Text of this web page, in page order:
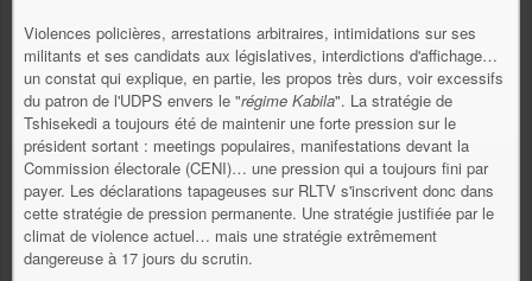
Violences policières, arrestations arbitraires, intimidations sur ses
militants et ses candidats aux législatives, interdictions d'affichage…
un constat qui explique, en partie, les propos très durs, voir excessifs
du patron de l'UDPS envers le "régime Kabila". La stratégie de
Tshisekedi a toujours été de maintenir une forte pression sur le
président sortant : meetings populaires, manifestations devant la
Commission électorale (CENI)… une pression qui a toujours fini par
payer. Les déclarations tapageuses sur RLTV s'inscrivent donc dans
cette stratégie de pression permanente. Une stratégie justifiée par le
climat de violence actuel… mais une stratégie extrêmement
dangereuse à 17 jours du scrutin.